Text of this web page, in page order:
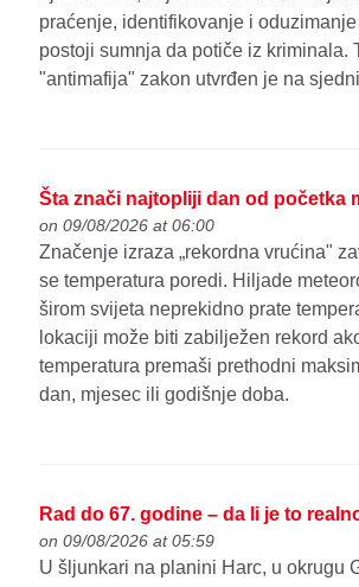
praćenje, identifikovanje i
postoji sumnja da potiče iz kriminala.
"antimafija" zakon utvrđen je na
Šta znači najtopliji dan od početka
on 09/08/2026 at 06:00
Značenje izraza „rekordna vrućina"
se temperatura poredi. Hiljade
širom svijeta neprekidno prate
lokaciji može biti zabilježen rekord
temperatura premaši prethodni
dan, mjesec ili godišnje doba.
Rad do 67. godine – da li je to
on 09/08/2026 at 05:59
U šljunkari na planini Harc, u okrugu